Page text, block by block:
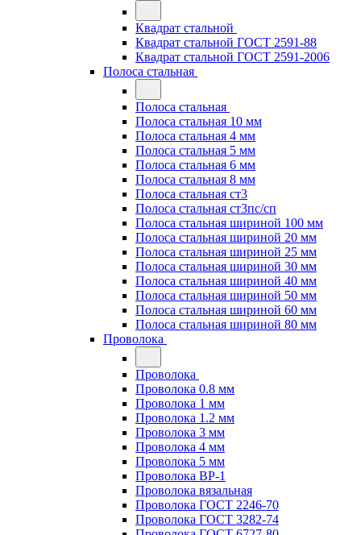
Квадрат стальной
Квадрат стальной ГОСТ 2591-88
Квадрат стальной ГОСТ 2591-2006
Полоса стальная
Полоса стальная
Полоса стальная 10 мм
Полоса стальная 4 мм
Полоса стальная 5 мм
Полоса стальная 6 мм
Полоса стальная 8 мм
Полоса стальная ст3
Полоса стальная ст3пс/сп
Полоса стальная шириной 100 мм
Полоса стальная шириной 20 мм
Полоса стальная шириной 25 мм
Полоса стальная шириной 30 мм
Полоса стальная шириной 40 мм
Полоса стальная шириной 50 мм
Полоса стальная шириной 60 мм
Полоса стальная шириной 80 мм
Проволока
Проволока
Проволока 0.8 мм
Проволока 1 мм
Проволока 1.2 мм
Проволока 3 мм
Проволока 4 мм
Проволока 5 мм
Проволока ВР-1
Проволока вязальная
Проволока ГОСТ 2246-70
Проволока ГОСТ 3282-74